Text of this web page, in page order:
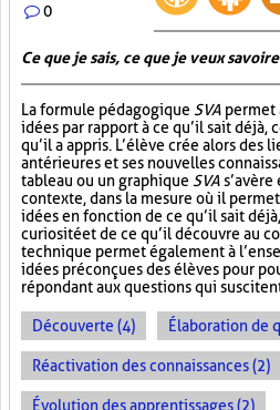
0
Ce que je sais, ce que je veux savoir
La formule pédagogique SVA permet
idées par rapport à ce qu’il sait déjà,
qu’il a appris. L’élève crée alors des
antérieures et ses nouvelles
tableau ou un graphique SVA
contexte, dans la mesure où il permet
idées en fonction de ce qu’il sait
curiosité et de ce qu’il découvre au
technique permet également à
idées préconçues des élèves pour
répondant aux questions qui
Découverte (4) Élaboration de
Réactivation des connaissances (2)
Évolution des apprentissages (2)